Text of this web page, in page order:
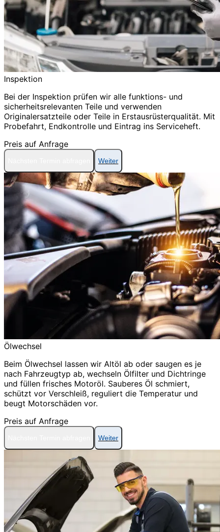
Inspektion
Bei der Inspektion prüfen wir alle funktions- und
sicherheitsrelevanten Teile und verwenden
Originalersatzteile oder Teile in Erstausrüsterqualität. Mit
Probefahrt, Endkontrolle und Eintrag ins Serviceheft.
Preis auf Anfrage
Weiter
Ölwechsel
Beim Ölwechsel lassen wir Altöl ab oder saugen es je
nach Fahrzeugtyp ab, wechseln Ölfilter und Dichtringe
und füllen frisches Motoröl. Sauberes Öl schmiert,
schützt vor Verschleiß, reguliert die Temperatur und
beugt Motorschäden vor.
Preis auf Anfrage
Weiter